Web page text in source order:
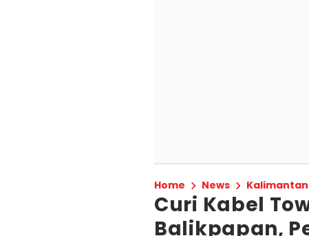
Home News
Curi Kabel
Balikpapan,